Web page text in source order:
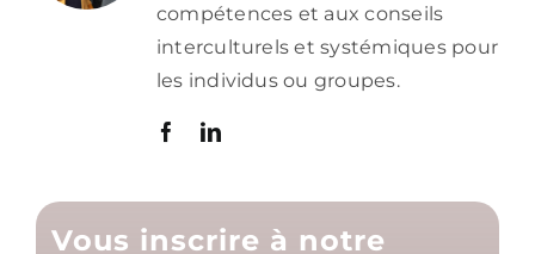
compétences et aux conseils
interculturels et systémiques pour
les individus ou groupes.
Vous inscrire à notre